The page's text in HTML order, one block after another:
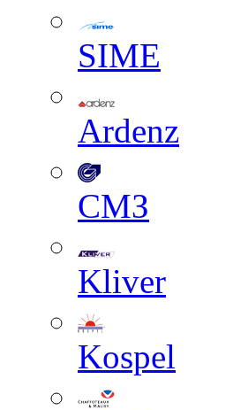
SIME
Ardenz
СМЗ
Kliver
Kospel